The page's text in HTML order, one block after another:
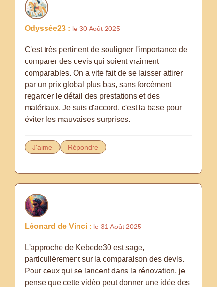
Odyssée23 : le 30 Août 2025
C'est très pertinent de souligner l'importance de
comparer des devis qui soient vraiment
comparables. On a vite fait de se laisser attirer
par un prix global plus bas, sans forcément
regarder le détail des prestations et des
matériaux. Je suis d'accord, c'est la base pour
éviter les mauvaises surprises.
J'aime Répondre
Léonard de Vinci : le 31 Août 2025
L'approche de Kebede30 est sage,
particulièrement sur la comparaison des devis.
Pour ceux qui se lancent dans la rénovation, je
pense que cette vidéo peut donner une idée des